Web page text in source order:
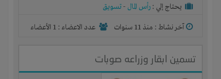
يحتاج إلي : رأس المال - تسويق
آخر نشاط : منذ 11 سنوات عدد الاعضاء : 1 الأعضاء
تسمين ابقار وزراعه صوبات